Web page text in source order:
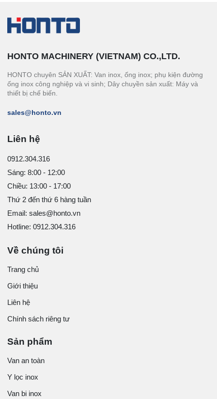
HONTO MACHINERY (VIETNAM) CO.,LTD.
HONTO chuyên SẢN XUẤT: Van inox, ống inox; phụ kiện đường
ống inox công nghiệp và vi sinh; Dây chuyền sản xuất: Máy và
thiết bị chế biến.
sales@honto.vn
Liên hệ
0912.304.316
Sáng: 8:00 - 12:00
Chiều: 13:00 - 17:00
Thứ 2 đến thứ 6 hàng tuần
Email: sales@honto.vn
Hotline: 0912.304.316
Về chúng tôi
Trang chủ
Giới thiệu
Liên hệ
Chính sách riêng tư
Sản phẩm
Van an toàn
Y lọc inox
Van bi inox